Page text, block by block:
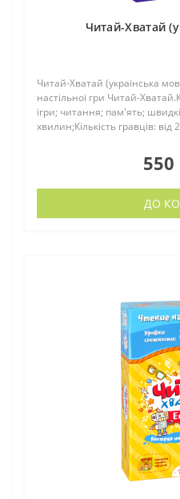
Читай-Хватай
Читай-Хватай (українська
настільної гри Читай-
ігри; читання; пам'ять;
хвилин;Кількість гравців: від
550
ДО